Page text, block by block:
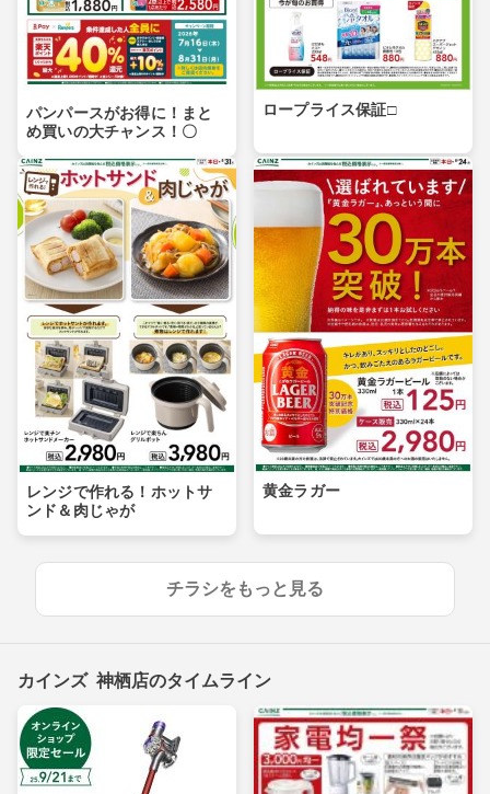
パンパースがお得に！まと
め買いの大チャンス！〇
ロープライス保証□
レンジで作れる！ホットサ
ンド＆肉じゃが
黄金ラガー
チラシをもっと見る
カインズ 神栖店のタイムライン